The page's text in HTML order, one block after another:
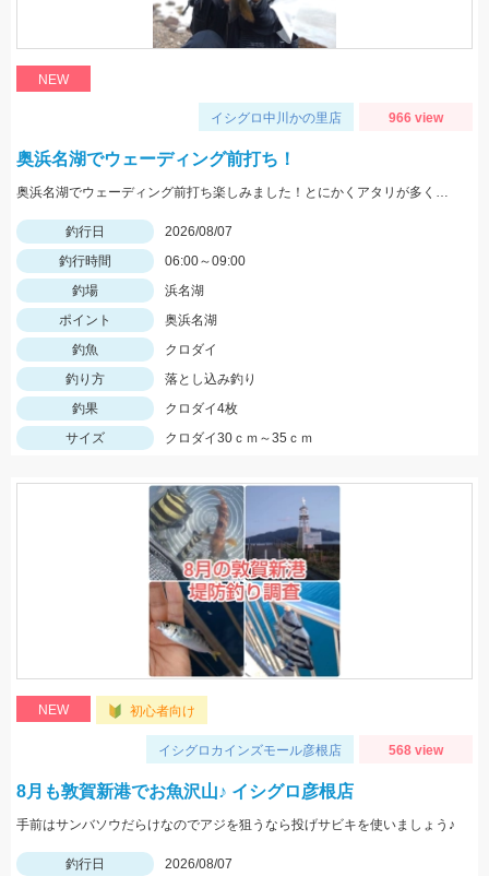
NEW
イシグロ中川かの里店 966 view
奥浜名湖でウェーディング前打ち！
奥浜名湖でウェーディング前打ち楽しみました！とにかくアタリが多くて面白い！クロダイの力強い引きを楽しめます！
釣行日
2026/08/07
釣行時間
06:00～09:00
釣場
浜名湖
ポイント
奥浜名湖
釣魚
クロダイ
釣り方
落とし込み釣り
釣果
クロダイ4枚
サイズ
クロダイ30ｃｍ～35ｃｍ
NEW 初心者向け
イシグロカインズモール彦根店 568 view
8月も敦賀新港でお魚沢山♪ イシグロ彦根店
手前はサンバソウだらけなのでアジを狙うなら投げサビキを使いましょう♪
釣行日
2026/08/07